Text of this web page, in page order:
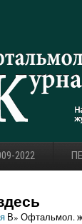
2022
В» Офтальмол.